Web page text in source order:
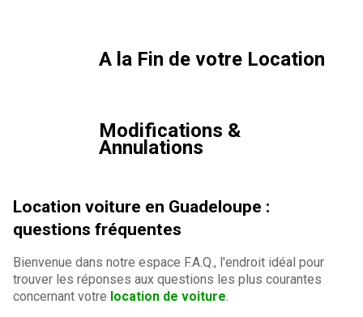
A la Fin de votre Location
Modifications &
Annulations
Location voiture en Guadeloupe :
questions fréquentes
Bienvenue dans notre espace F.A.Q., l'endroit idéal pour
trouver les réponses aux questions les plus courantes
concernant votre location de voiture.